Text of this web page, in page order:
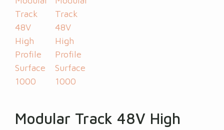
Modular Track 48V High